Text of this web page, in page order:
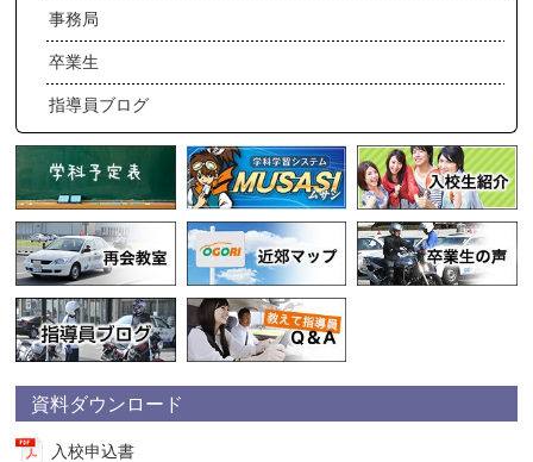
事務局
卒業生
指導員ブログ
資料ダウンロード
入校申込書